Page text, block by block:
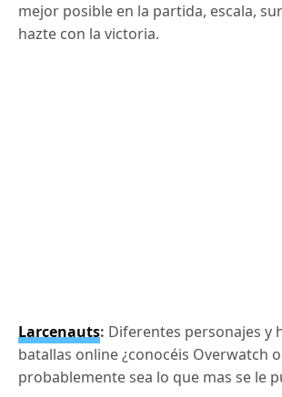
mejor posible en la partida, escala,
hazte con la victoria.
Larcenauts: Diferentes personajes y
batallas online ¿conocéis Overwatch
probablemente sea lo que mas se le